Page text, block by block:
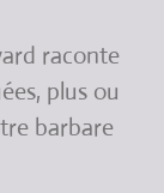
raconte
plus ou
barbare